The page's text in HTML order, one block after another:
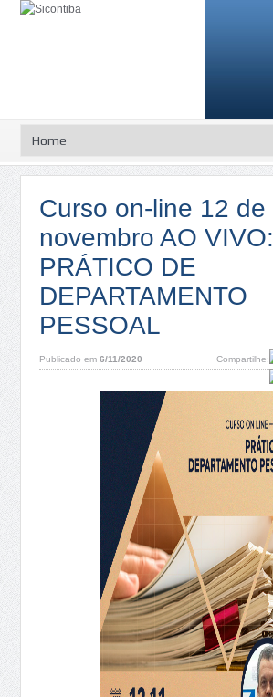
Curso on-line 12 de
novembro AO VIVO:
PRÁTICO DE
DEPARTAMENTO
PESSOAL
Publicado em6/11/2020 Compartilhe: